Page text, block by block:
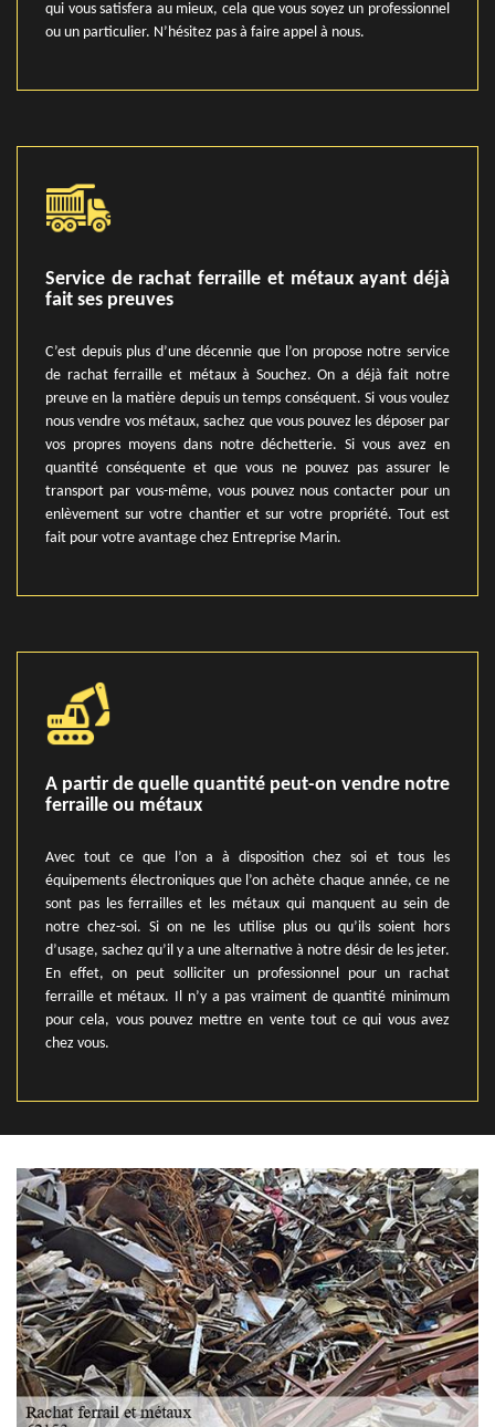
qui vous satisfera au mieux, cela que vous soyez un professionnel
ou un particulier. N’hésitez pas à faire appel à nous.
Service de rachat ferraille et métaux ayant déjà
fait ses preuves
C’est depuis plus d’une décennie que l’on propose notre service
de rachat ferraille et métaux à Souchez. On a déjà fait notre
preuve en la matière depuis un temps conséquent. Si vous voulez
nous vendre vos métaux, sachez que vous pouvez les déposer par
vos propres moyens dans notre déchetterie. Si vous avez en
quantité conséquente et que vous ne pouvez pas assurer le
transport par vous-même, vous pouvez nous contacter pour un
enlèvement sur votre chantier et sur votre propriété. Tout est
fait pour votre avantage chez Entreprise Marin.
A partir de quelle quantité peut-on vendre notre
ferraille ou métaux
Avec tout ce que l’on a à disposition chez soi et tous les
équipements électroniques que l’on achète chaque année, ce ne
sont pas les ferrailles et les métaux qui manquent au sein de
notre chez-soi. Si on ne les utilise plus ou qu’ils soient hors
d’usage, sachez qu’il y a une alternative à notre désir de les jeter.
En effet, on peut solliciter un professionnel pour un rachat
ferraille et métaux. Il n’y a pas vraiment de quantité minimum
pour cela, vous pouvez mettre en vente tout ce qui vous avez
chez vous.